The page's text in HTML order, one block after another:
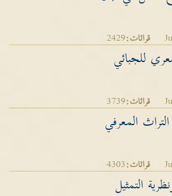
قرائات:2429
للجبائي
قرائات:3739
المعرفي
قرائات:4303
التمثيل